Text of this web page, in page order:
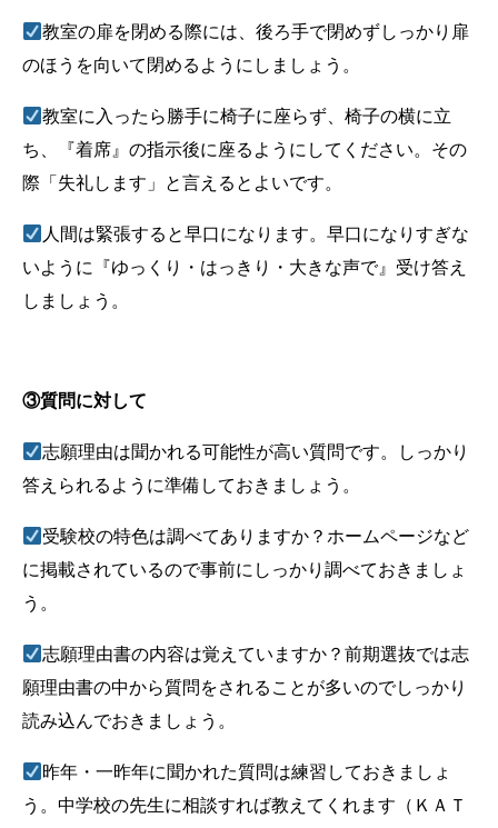
教室の扉を閉める際には、後ろ手で閉めずしっかり扉
のほうを向いて閉めるようにしましょう。
教室に入ったら勝手に椅子に座らず、椅子の横に立
ち、『着席』の指示後に座るようにしてください。その
際「失礼します」と言えるとよいです。
人間は緊張すると早口になります。早口になりすぎな
いように『ゆっくり・はっきり・大きな声で』受け答え
しましょう。
③質問に対して
志願理由は聞かれる可能性が高い質問です。しっかり
答えられるように準備しておきましょう。
受験校の特色は調べてありますか？ホームページなど
に掲載されているので事前にしっかり調べておきましょ
う。
志願理由書の内容は覚えていますか？前期選抜では志
願理由書の中から質問をされることが多いのでしっかり
読み込んでおきましょう。
昨年・一昨年に聞かれた質問は練習しておきましょ
う。中学校の先生に相談すれば教えてくれます（ＫＡＴ